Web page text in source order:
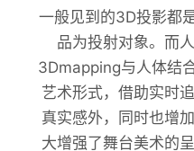
一般见到的3D投影都
品为投射对象。而
3Dmapping与人体结
艺术形式，借助实时
真实感外，同时也增
大增强了舞台美术的